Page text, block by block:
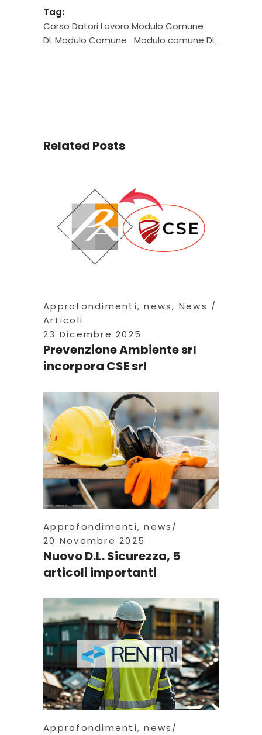
Tag:
Corso Datori Lavoro Modulo Comune
DL Modulo Comune
Modulo comune DL
Related Posts
Approfondimenti,news, News
Articoli
23 Dicembre 2025
Prevenzione Ambiente srl
incorpora CSE srl
Approfondimenti,news
20 Novembre 2025
Nuovo D.L. Sicurezza, 5
articoli importanti
Approfondimenti,news